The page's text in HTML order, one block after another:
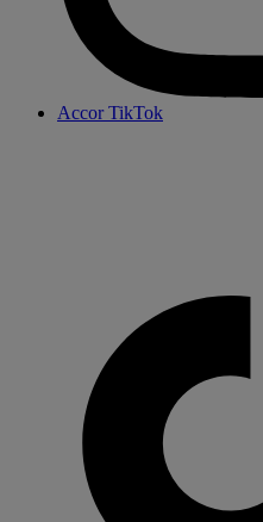
Accor TikTok